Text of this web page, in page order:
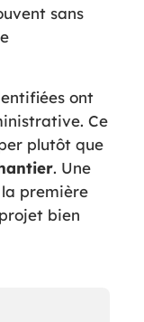
sans
ont
Ce
plutôt que
. Une
première
bien